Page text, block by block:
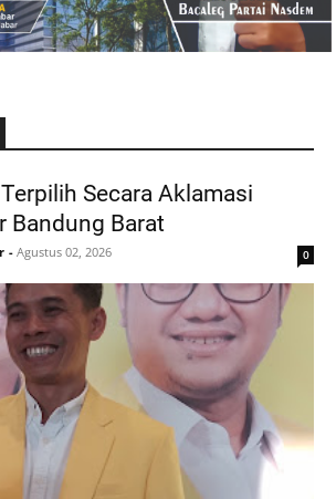
Secara Aklamasi
Bandung Barat
- Agustus 02, 2026 0